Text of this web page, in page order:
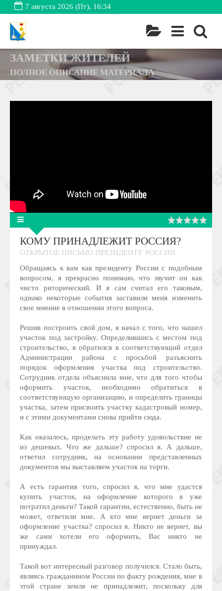
7 августа 2026 (Пт), 16:34
ЗАМЕТКИ ЖИТЕЛЕЙ
ПОЛНОЕ ОПИСАНИЕ МАТЕРИАЛА
КОМУ ПРИНАДЛЕЖИТ РОССИЯ?
ОТКРЫТОЕ ПИСЬМО ПРЕЗИДЕНТУ РОССИИ
Обращаясь к вам как президенту России с подобным
вопросом, я прекрасно понимаю, что звучит он как
чисто риторический. И я сам считал его таковым,
однако некоторые события заставили меня изменить
свое мнение в отношении этого вопроса.
Решив построить свой дом, я начал с того, что нашел
участок под застройку. Определившись с местом под
строительство, я обратился в соответствующий отдел
Администрации района с просьбой разъяснить
порядок оформления участка под строительство.
Сотрудник отдела объяснила мне, что для того чтобы
оформить участок, необходимо обратиться в
соответствующую организацию, и определить границы
участка, затем присвоить участку кадастровый номер,
и с этими документами снова прийти сюда.
Как оказалось, проделать эту работу удовольствие не
из дешевых. Что же дальше? спросил я. А дальше,
ответил сотрудник, на основании представленных
документов мы выставляем участок на торги.
А есть гарантия того, спросил я, что мне удастся
купить участок, на оформление которого я уже
потратил деньги? Такой гарантии, естественно, быть не
может, ответили мне. А кто мне вернет деньги за
оформление участка? спросил я. Никто не вернет, вы
же сами хотели его оформить, Вас никто не
принуждал.
Такой вот интересный разговор получился. Стало быть,
являясь гражданином России по факту рождения, мне в
этой стране земля не принадлежит, поскольку для